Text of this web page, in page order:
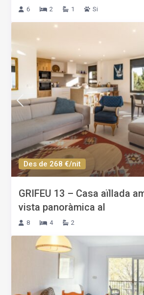
6 2 1 Si
Des de 268 €/nit
GRIFEU 13 – Casa aïllada
vista panoràmica al
8 4 2